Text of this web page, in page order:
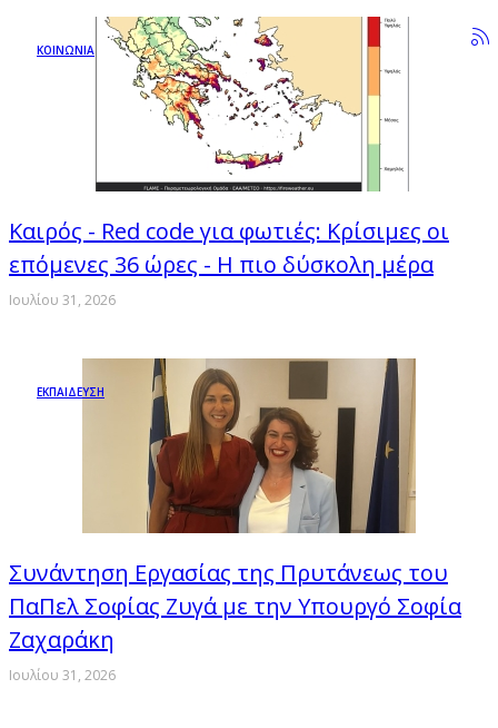
ΚΟΙΝΩΝΙΑ
Καιρός - Red code για φωτιές: Κρίσιμες οι
επόμενες 36 ώρες - Η πιο δύσκολη μέρα
Ιουλίου 31, 2026
ΕΚΠΑΙΔΕΥΣΗ
Συνάντηση Εργασίας της Πρυτάνεως του
ΠαΠελ Σοφίας Ζυγά με την Υπουργό Σοφία
Ζαχαράκη
Ιουλίου 31, 2026